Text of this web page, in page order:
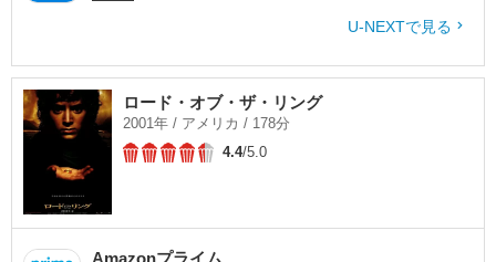
U-NEXTで見る
ロード・オブ・ザ・リング
2001年 / アメリカ / 178分
4.4/5.0
Amazonプライム